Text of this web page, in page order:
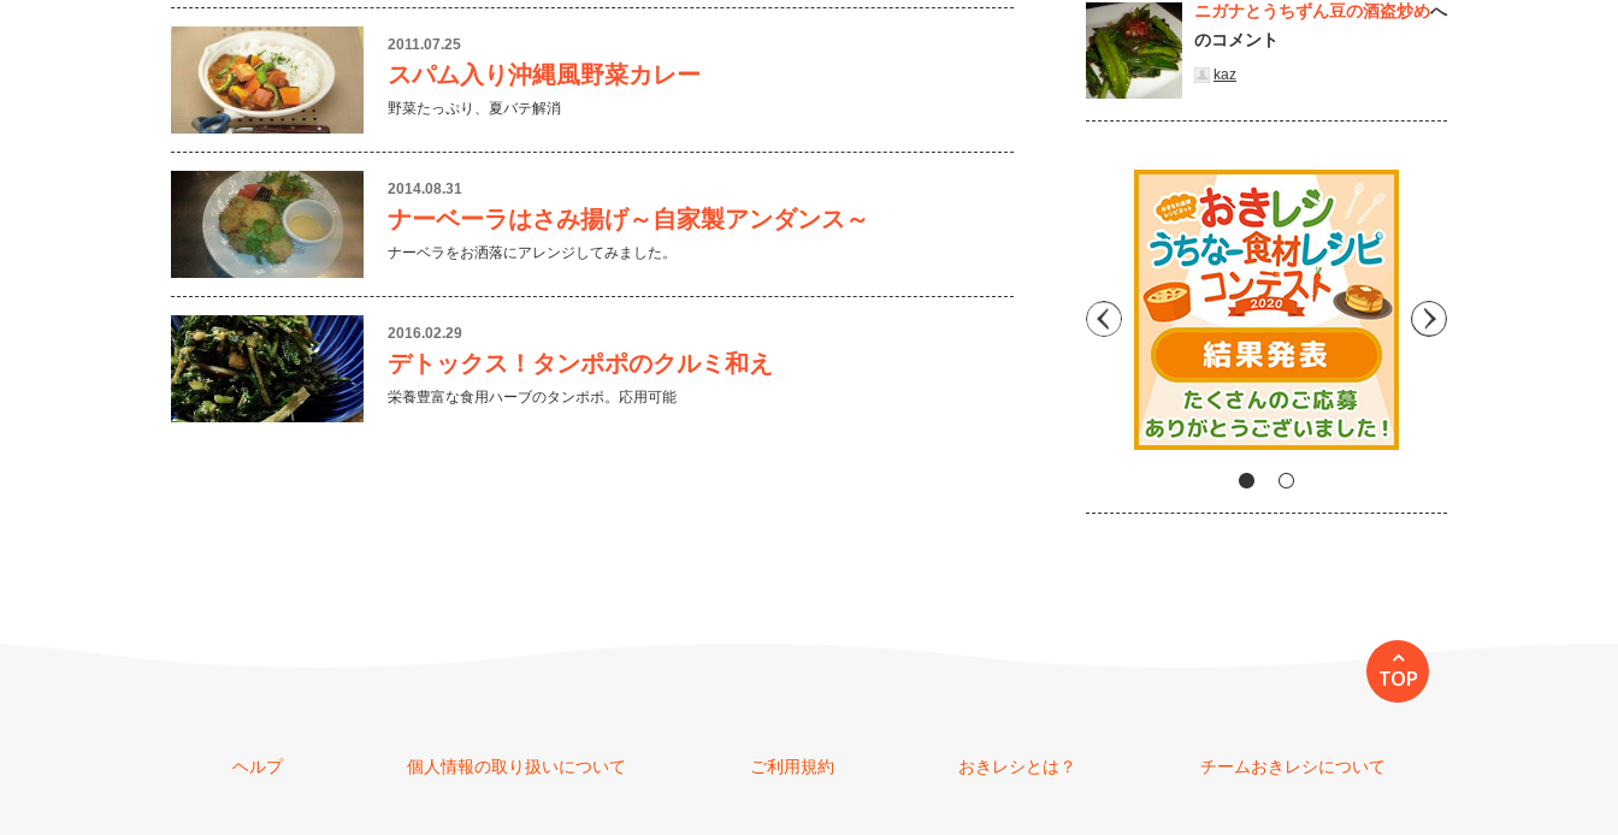
2011.07.25
スパム入り沖縄風野菜カレー
野菜たっぷり、夏バテ解消
2014.08.31
ナーベーラはさみ揚げ～自家製アンダンス～
ナーベラをお洒落にアレンジしてみました。
2016.02.29
デトックス！タンポポのクルミ和え
栄養豊富な食用ハーブのタンポポ。応用可能
ニガナとうちずん豆の酒盗炒めへ
のコメント
kaz
TOP
ヘルプ 個人情報の取り扱いについて ご利用規約 おきレシとは？ チームおきレシについて